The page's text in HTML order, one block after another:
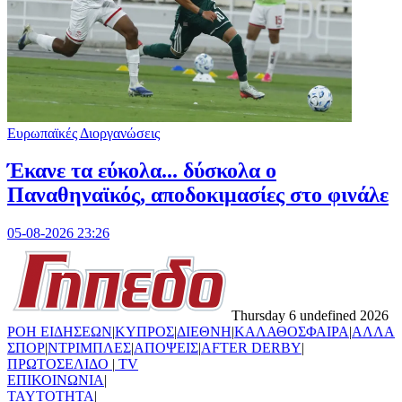
Ευρωπαϊκές Διοργανώσεις
Έκανε τα εύκολα... δύσκολα ο
Παναθηναϊκός, αποδοκιμασίες στο φινάλε
05-08-2026 23:26
Thursday 6 undefined 2026
ΡΟΗ ΕΙΔΗΣΕΩΝ|ΚΥΠΡΟΣ|ΔΙΕΘΝΗ|ΚΑΛΑΘΟΣΦΑΙΡΑ|ΑΛΛΑ
ΣΠΟΡ|ΝΤΡΙΜΠΛΕΣ|ΑΠΟΨΕΙΣ|AFTER DERBY|
ΠΡΩΤΟΣΕΛΙΔΟ | TV
ΕΠΙΚΟΙΝΩΝΙΑ|
TAYTOTHTA|